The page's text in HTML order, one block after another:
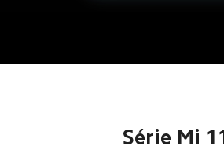
Série Mi 11